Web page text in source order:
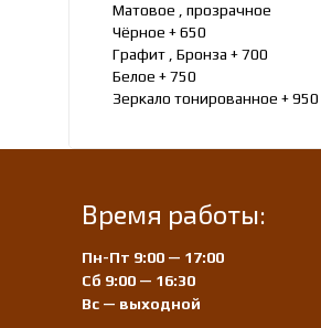
Матовое , прозрачное
Чёрное + 650
Графит , Бронза + 700
Белое + 750
Зеркало тонированное + 950
Время работы:
Пн-Пт 9:00 — 17:00
Сб 9:00 — 16:30
Вс — выходной